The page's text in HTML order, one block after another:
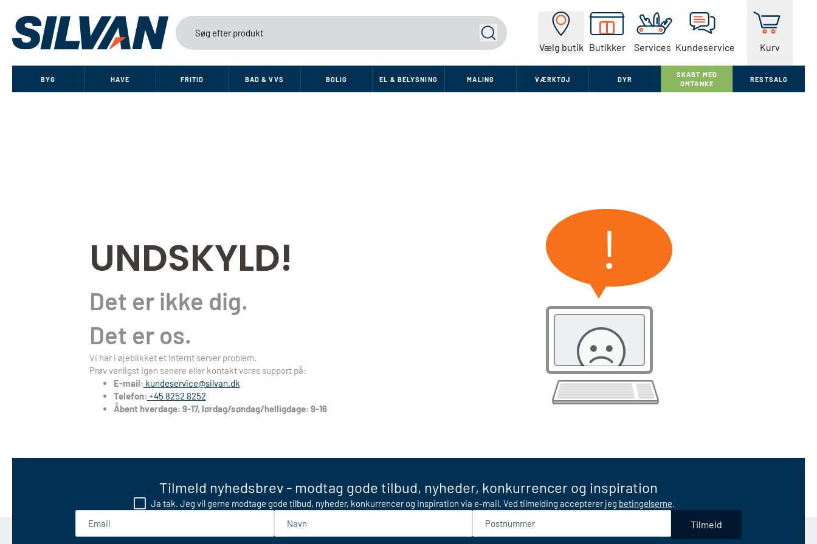
Vælg butik Butikker Services Kundeservice Kurv
Søg
BYG HAVE FRITID BAD & VVS BOLIG EL & BELYSNING MALING VÆRKTØJ DYR
SKABT MED
OMTANKE
RESTSALG
UNDSKYLD!
Det er ikke dig.
Det er os.
Vi har i øjeblikket et internt server problem.
Prøv venligst igen senere eller kontakt vores support på:
E-mail: kundeservice@silvan.dk
Telefon: +45 8252 8252
Åbent hverdage: 9-17, lørdag/søndag/helligdage: 9-16
!
Tilmeld nyhedsbrev - modtag gode tilbud, nyheder, konkurrencer og inspiration
Ja tak. Jeg vil gerne modtage gode tilbud, nyheder, konkurrencer og inspiration via e-mail. Ved tilmelding accepterer jeg betingelserne.
Tilmeld